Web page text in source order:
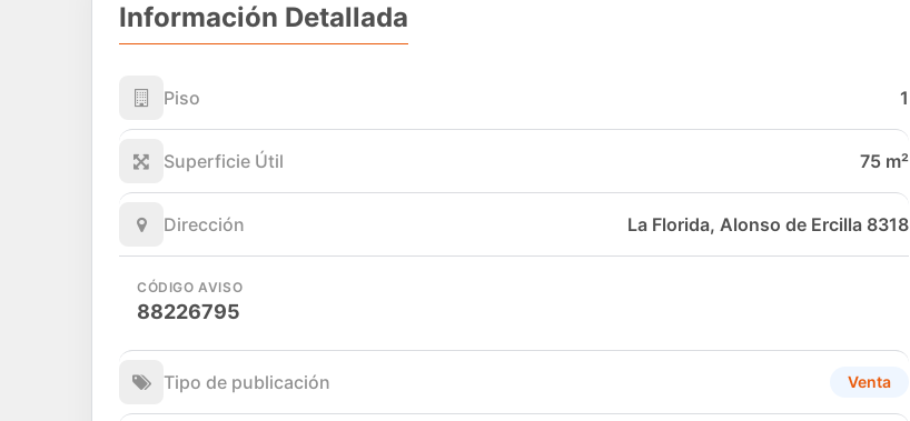
Información Detallada
Piso 1
Superficie Útil 75 m²
Dirección La Florida, Alonso de Ercilla 8318
CÓDIGO AVISO
88226795
Tipo de publicación Venta